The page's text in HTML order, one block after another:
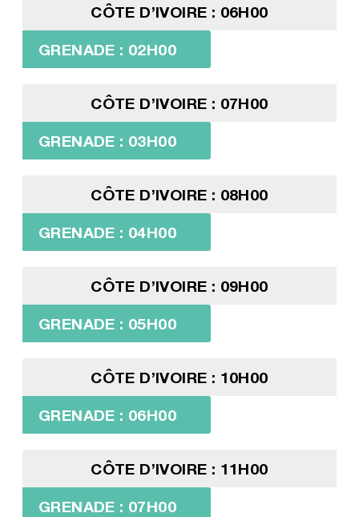
CÔTE D’IVOIRE : 06H00
GRENADE : 02H00
CÔTE D’IVOIRE : 07H00
GRENADE : 03H00
CÔTE D’IVOIRE : 08H00
GRENADE : 04H00
CÔTE D’IVOIRE : 09H00
GRENADE : 05H00
CÔTE D’IVOIRE : 10H00
GRENADE : 06H00
CÔTE D’IVOIRE : 11H00
GRENADE : 07H00